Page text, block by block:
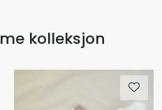
kolleksjon